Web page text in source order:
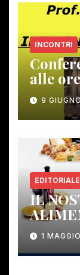
INCONTRI
alle
9
EDITORIALE
IL
1